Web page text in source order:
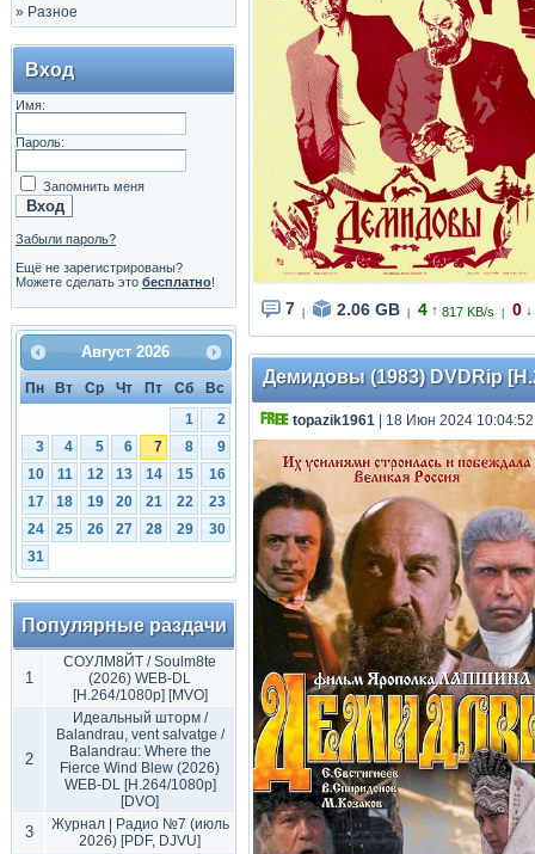
» Разное
Вход
Имя:
Пароль:
Запомнить меня
Забыли пароль?
Ещё не зарегистрированы?
Можете сделать это бесплатно!
Август 2026
Пн Вт Ср Чт Пт Сб
Вс
1
2
3
4 5 6 7 8
9
10
11 12 13 14 15
16
17
18 19 20 21 22
23
24
25 26 27 28 29
30
31
Популярные раздачи
1
СОУЛМ8ЙТ / Soulm8te
(2026) WEB-DL
[H.264/1080p] [MVO]
2
Идеальный шторм /
Balandrau, vent salvatge /
Balandrau: Where the
Fierce Wind Blew (2026)
WEB-DL [H.264/1080p]
[DVO]
3
Журнал | Радио №7 (июль
2026) [PDF, DJVU]
7 2.06 GB 4 ↑ 817 KB/s 0 ↓
Демидовы (1983) DVDRip
topazik1961 | 18 Июн 2024 10:04:52